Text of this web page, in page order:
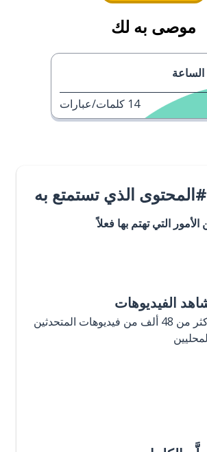
موصى به لك
14 كلمات/عبارات
الذي تستمتع به
التي تهتم بها فعلاً
الفيديوهات
أكثر من 48 ألف من فيديوهات المتحدثين